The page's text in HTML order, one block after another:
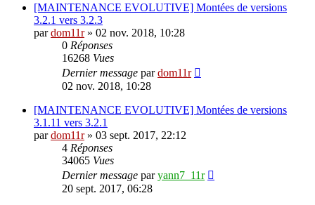
[MAINTENANCE EVOLUTIVE] Montées de versions
3.2.1 vers 3.2.3
pardom11r» 02 nov. 2018, 10:28
0 Réponses
16268 Vues
Dernier message pardom11r
02 nov. 2018, 10:28
[MAINTENANCE EVOLUTIVE] Montées de versions
3.1.11 vers 3.2.1
pardom11r» 03 sept. 2017, 22:12
4 Réponses
34065 Vues
Dernier message paryann7_11r
20 sept. 2017, 06:28